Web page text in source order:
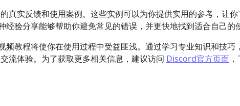
真实反馈和使用案例。这些实例可以为你提供实用的参考，让
验分享能够帮助你避免常见的错误，并更快地找到适合自己的
教程将使你在使用过程中受益匪浅。通过学习专业知识和技巧
流体验。为了获取更多相关信息，建议访问 Discord官方页面